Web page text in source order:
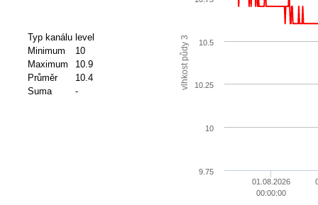
Typ kanálu level
Minimum
10
Maximum
10.9
Průměr
10.4
Suma
-
vlhkost půdy 3
01.08.2026
00:00:00
10
9.75
10.25
10.5